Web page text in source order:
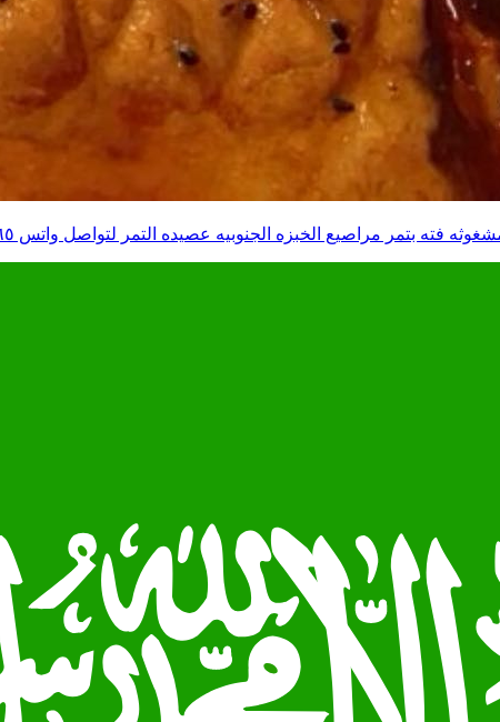
فته بتمر مراصيع الخبزه الجنوبيه عصيده التمر لتواصل واتس ٠٥٣٣٠٦٣٧٦٥